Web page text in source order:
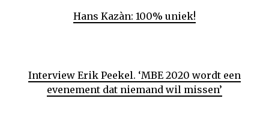
Hans Kazàn: 100% uniek!
Interview Erik Peekel. ‘MBE 2020 wordt een
evenement dat niemand wil missen’